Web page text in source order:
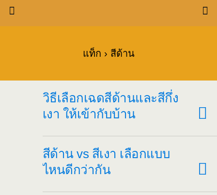
แท็ก › สีด้าน
วิธีเลือกเฉดสีด้านและสีกึ่ง
เงา ให้เข้ากับบ้าน
สีด้าน vs สีเงา เลือกแบบ
ไหนดีกว่ากัน